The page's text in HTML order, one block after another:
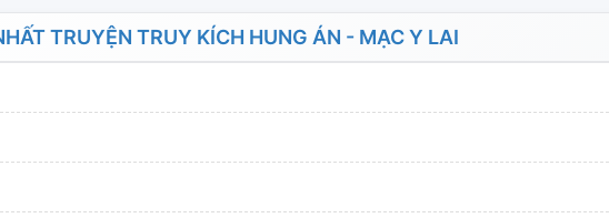
TRUYỆN TRUY KÍCH HUNG ÁN - MẠC Y LAI